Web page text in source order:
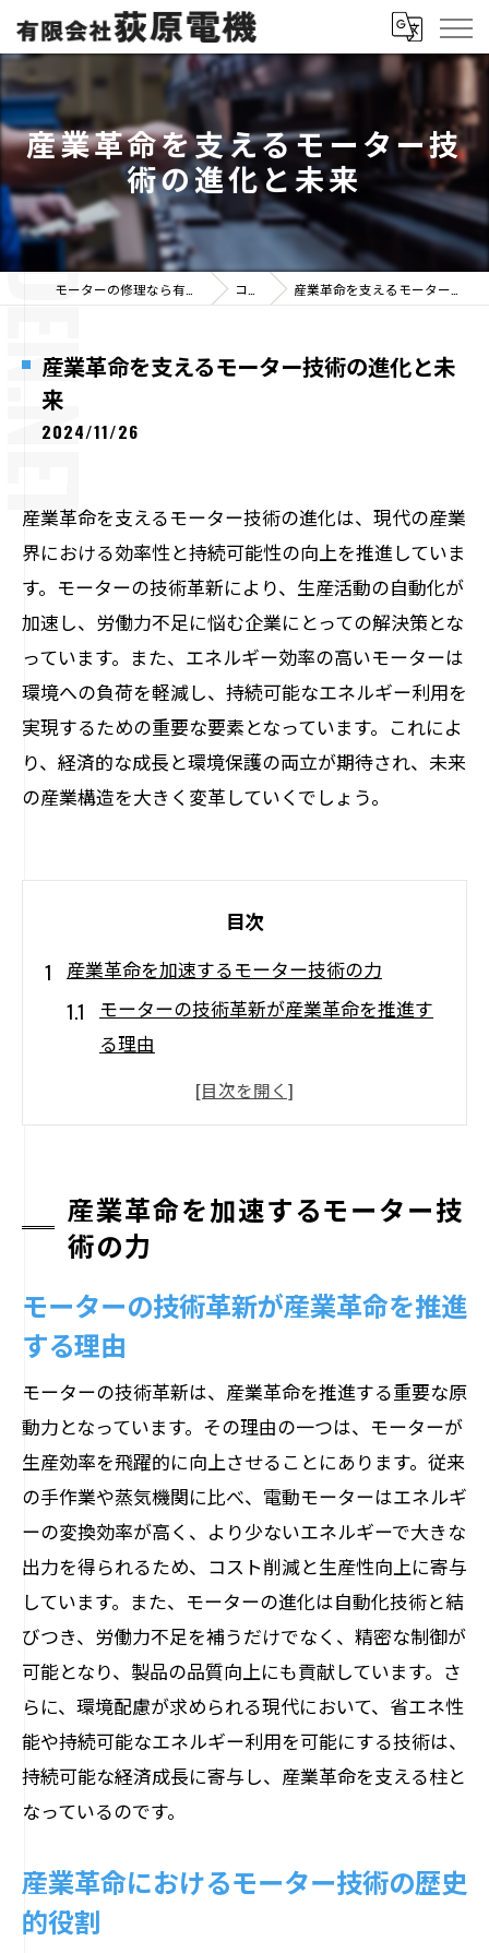
産業革命を支えるモーター技
術の進化と未来
コラム 産業革命を支えるモーター技術の進化と未来
産業革命を支えるモーター技術の進化と未
来
2024/11/26
産業革命を支えるモーター技術の進化は、現代の産業
界における効率性と持続可能性の向上を推進していま
す。モーターの技術革新により、生産活動の自動化が
加速し、労働力不足に悩む企業にとっての解決策とな
っています。また、エネルギー効率の高いモーターは
環境への負荷を軽減し、持続可能なエネルギー利用を
実現するための重要な要素となっています。これによ
り、経済的な成長と環境保護の両立が期待され、未来
の産業構造を大きく変革していくでしょう。
目次
産業革命を加速するモーター技術の力
モーターの技術革新が産業革命を推進す
る理由
産業革命におけるモーター技術の歴史的
役割
の影響
モーター技術の進化が変える生産現場の
姿
産業革命を支えるモーター技術の未来へ
の可能性
産業界におけるモーター技術の重要性
モーターがもたらす自動化と効率化の未来
自動化を加速するモーター技術の進化
効率化を促進するモーターの新技術
モーター技術が実現する生産プロセスの
自動化
未来の産業を支えるモーターの自動化技
術
モーターにより実現する効率的な生産活
動
モーター技術が変える業務効率化の最前
線
ーター
産業革命を加速するモーター技
術の力
モーターの技術革新が産業革命を推進
する理由
モーターの技術革新は、産業革命を推進する重要な原
動力となっています。その理由の一つは、モーターが
生産効率を飛躍的に向上させることにあります。従来
の手作業や蒸気機関に比べ、電動モーターはエネルギ
ーの変換効率が高く、より少ないエネルギーで大きな
出力を得られるため、コスト削減と生産性向上に寄与
しています。また、モーターの進化は自動化技術と結
びつき、労働力不足を補うだけでなく、精密な制御が
可能となり、製品の品質向上にも貢献しています。さ
らに、環境配慮が求められる現代において、省エネ性
能や持続可能なエネルギー利用を可能にする技術は、
持続可能な経済成長に寄与し、産業革命を支える柱と
なっているのです。
産業革命におけるモーター技術の歴史
的役割